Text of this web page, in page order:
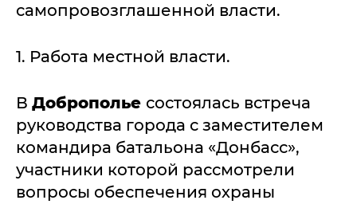
самопровозглашенной власти.
1. Работа местной власти.
В Доброполье состоялась встреча
руководства города с заместителем
командира батальона «Донбасс»,
участники которой рассмотрели
вопросы обеспечения охраны